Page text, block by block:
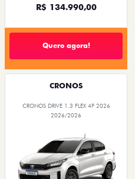
R$ 134.990,00
Quero agora!
CRONOS
CRONOS DRIVE 1.3 FLEX 4P 2026
2026/2026